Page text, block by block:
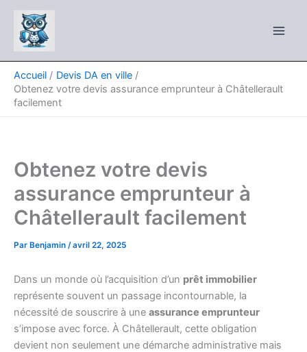
contenu
Accueil
Devis DA en ville
Obtenez votre devis assurance emprunteur à Châtellerault
facilement
Obtenez votre devis
assurance emprunteur à
Châtellerault facilement
Par Benjamin /avril 22, 2025
Dans un monde où l’acquisition d’un prêt immobilier
représente souvent un passage incontournable, la
nécessité de souscrire à une assurance emprunteur
s’impose avec force. À Châtellerault, cette obligation
devient non seulement une démarche administrative mais